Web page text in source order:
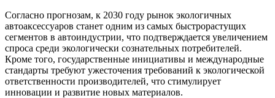
Согласно прогнозам, к 2030 году рынок экологичных
автоаксессуаров станет одним из самых быстрорастущих
сегментов в автоиндустрии, что подтверждается увеличением
спроса среди экологически сознательных потребителей.
Кроме того, государственные инициативы и международные
стандарты требуют ужесточения требований к экологической
ответственности производителей, что стимулирует
инновации и развитие новых материалов.